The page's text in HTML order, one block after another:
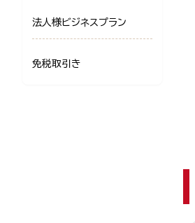
法人様ビジネスプラン
免税取引き